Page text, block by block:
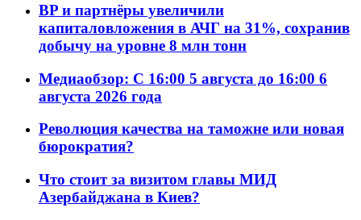
BP и партнёры увеличили
капиталовложения в АЧГ на 31%, сохранив
добычу на уровне 8 млн тонн
Медиаобзор: С 16:00 5 августа до 16:00 6
августа 2026 года
Революция качества на таможне или новая
бюрократия?
Что стоит за визитом главы МИД
Азербайджана в Киев?